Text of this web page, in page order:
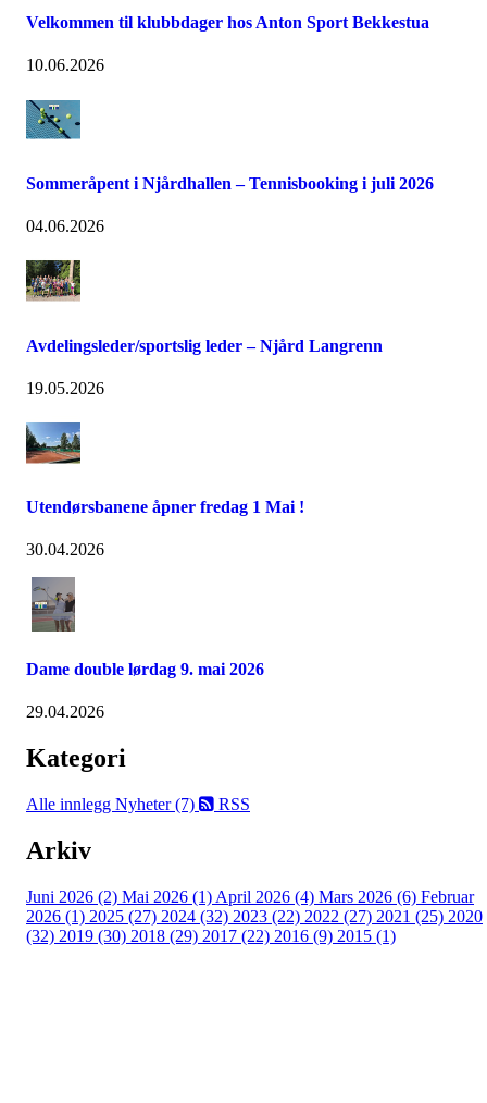
Velkommen til klubbdager hos Anton Sport Bekkestua
10.06.2026
Sommeråpent i Njårdhallen – Tennisbooking i juli 2026
04.06.2026
Avdelingsleder/sportslig leder – Njård Langrenn
19.05.2026
Utendørsbanene åpner fredag 1 Mai !
30.04.2026
Dame double lørdag 9. mai 2026
29.04.2026
Kategori
Alle innlegg Nyheter (7) RSS
Arkiv
Juni 2026 (2) Mai 2026 (1) April 2026 (4) Mars 2026 (6) Februar
2026 (1) 2025 (27) 2024 (32) 2023 (22) 2022 (27) 2021 (25) 2020
(32) 2019 (30) 2018 (29) 2017 (22) 2016 (9) 2015 (1)